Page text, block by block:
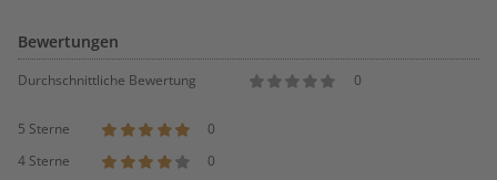
Bewertungen
Durchschnittliche Bewertung 0
5 Sterne
0
4 Sterne
0